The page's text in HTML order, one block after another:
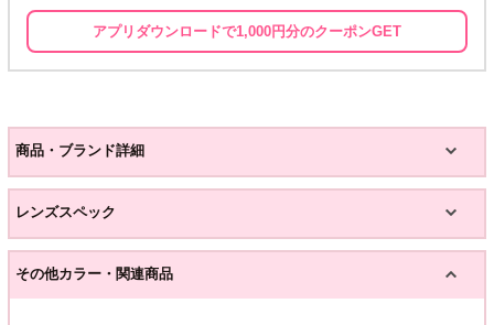
アプリダウンロードで1,000円分のクーポンGET
商品・ブランド詳細
レンズスペック
その他カラー・関連商品